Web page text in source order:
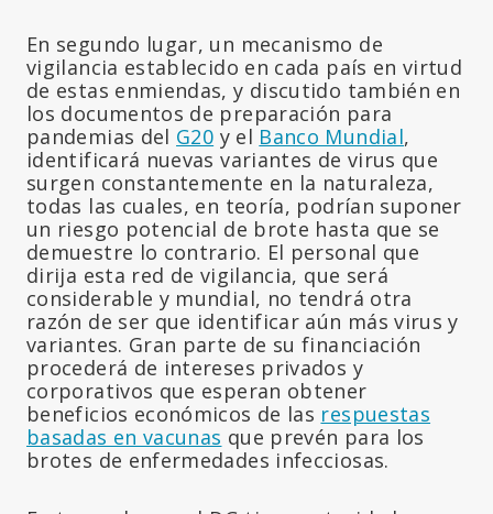
En segundo lugar, un mecanismo de
vigilancia establecido en cada país en virtud
de estas enmiendas, y discutido también en
los documentos de preparación para
pandemias del G20 y el Banco Mundial,
identificará nuevas variantes de virus que
surgen constantemente en la naturaleza,
todas las cuales, en teoría, podrían suponer
un riesgo potencial de brote hasta que se
demuestre lo contrario. El personal que
dirija esta red de vigilancia, que será
considerable y mundial, no tendrá otra
razón de ser que identificar aún más virus y
variantes. Gran parte de su financiación
procederá de intereses privados y
corporativos que esperan obtener
beneficios económicos de las respuestas
basadas en vacunas que prevén para los
brotes de enfermedades infecciosas.